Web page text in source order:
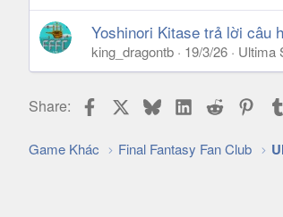
Yoshinori Kitase trả lời câu
king_dragontb 19/3/26 Ultima
Share: FacebookBlueskyLinkedIn
Reddit
Game Khác Final Fantasy Fan Club